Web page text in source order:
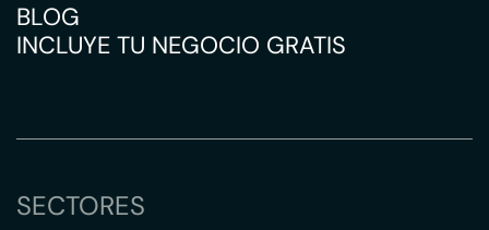
BLOG
INCLUYE TU NEGOCIO GRATIS
SECTORES